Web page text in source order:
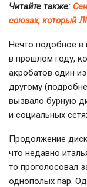
Читайте также:
союзах, который
Нечто подобное в
в прошлом году,
акробатов один
другому
вызвало бурную
и социальных
Продолжение
что недавно
то проголосовал
однополых пар.